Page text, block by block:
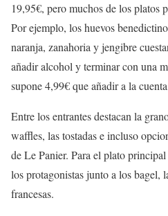
19,95€, pero muchos de los platos
Por ejemplo, los huevos
naranja, zanahoria y jengibre
añadir alcohol y terminar con una
supone 4,99€ que añadir a la
Entre los entrantes destacan la
waffles, las tostadas e incluso
de Le Panier. Para el plato
los protagonistas junto a los bagel,
francesas.